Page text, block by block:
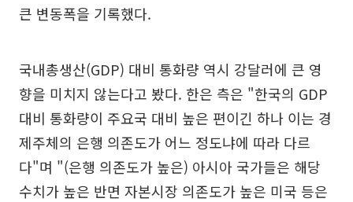
큰 변동폭을 기록했다.
국내총생산(GDP) 대비 통화량 역시 강달러에 큰 영
향을 미치지 않는다고 봤다. 한은 측은 "한국의 GDP
대비 통화량이 주요국 대비 높은 편이긴 하나 이는 경
제주체의 은행 의존도가 어느 정도냐에 따라 다르
다"며 "(은행 의존도가 높은) 아시아 국가들은 해당
수치가 높은 반면 자본시장 의존도가 높은 미국 등은